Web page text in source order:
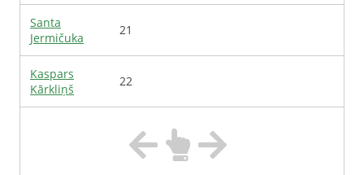
Santa
Jermičuka
21
Kaspars
Kārkliņš
22